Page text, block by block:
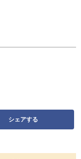
シェアする